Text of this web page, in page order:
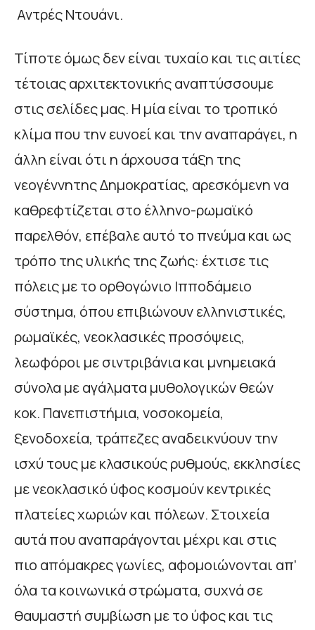
Αντρές Ντουάνι.
Τίποτε όμως δεν είναι τυχαίο και τις αιτίες
τέτοιας αρχιτεκτονικής αναπτύσσουμε
στις σελίδες μας. Η μία είναι το τροπικό
κλίμα που την ευνοεί και την αναπαράγει, η
άλλη είναι ότι η άρχουσα τάξη της
νεογέννητης Δημοκρατίας, αρεσκόμενη να
καθρεφτίζεται στο έλληνο-ρωμαϊκό
παρελθόν, επέβαλε αυτό το πνεύμα και ως
τρόπο της υλικής της ζωής: έχτισε τις
πόλεις με το ορθογώνιο Ιπποδάμειο
σύστημα, όπου επιβιώνουν ελληνιστικές,
ρωμαϊκές, νεοκλασικές προσόψεις,
λεωφόροι με σιντριβάνια και μνημειακά
σύνολα με αγάλματα μυθολογικών θεών
κοκ. Πανεπιστήμια, νοσοκομεία,
ξενοδοχεία, τράπεζες αναδεικνύουν την
ισχύ τους με κλασικούς ρυθμούς, εκκλησίες
με νεοκλασικό ύφος κοσμούν κεντρικές
πλατείες χωριών και πόλεων. Στοιχεία
αυτά που αναπαράγονται μέχρι και στις
πιο απόμακρες γωνίες, αφομοιώνονται απ’
όλα τα κοινωνικά στρώματα, συχνά σε
θαυμαστή συμβίωση με το ύφος και τις